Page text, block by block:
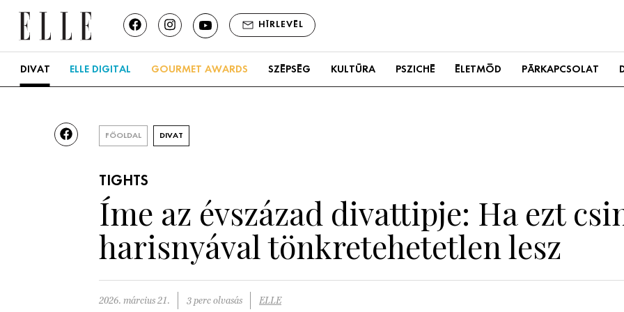
HÍRLEVÉL
DIVAT ELLE DIGITAL GOURMET AWARDS SZÉPSÉG KULTÚRA PSZICHÉ ÉLETMÓD PÁRKAPCSOLAT
FŐOLDAL DIVAT
TIGHTS
Íme az évszázad divattipje: Ha ezt
harisnyával tönkretehetetlen lesz
2026. március 21. 3 perc olvasás ELLE